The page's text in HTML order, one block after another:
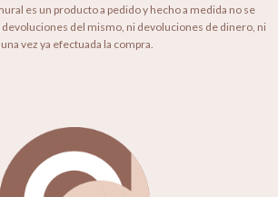
es un producto a pedido y hecho a medida no se
devoluciones del mismo, ni devoluciones de dinero, ni
vez ya efectuada la compra.